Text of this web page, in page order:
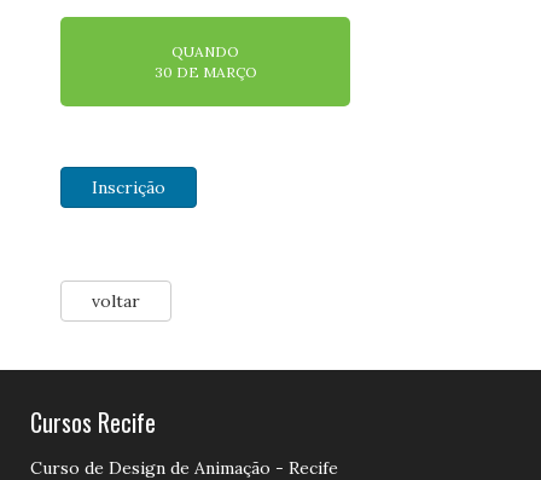
QUANDO
30 DE MARÇO
Inscrição
voltar
Cursos Recife
Curso de Design de Animação - Recife